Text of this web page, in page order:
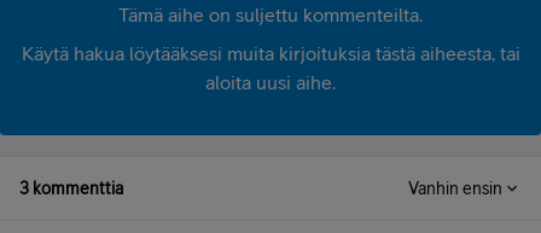
Tämä aihe on suljettu kommenteilta.
Käytä hakua löytääksesi muita kirjoituksia tästä aiheesta, tai
aloita uusi aihe.
3 kommenttia Vanhin ensin